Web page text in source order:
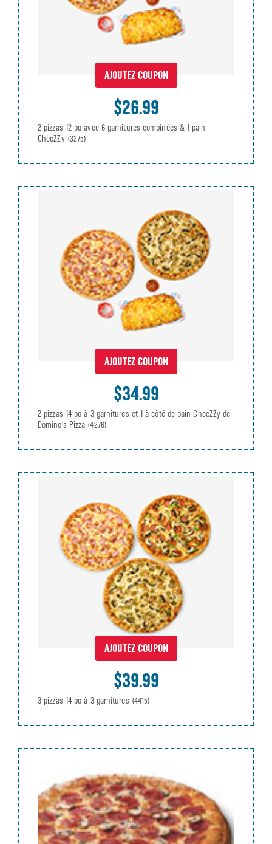
AJOUTEZ COUPON
$26.99
2 pizzas 12 po avec 6 garnitures combinées & 1 pain
CheeZZy (3275)
AJOUTEZ COUPON
$34.99
2 pizzas 14 po à 3 garnitures et 1 à-côté de pain CheeZZy de
Domino's Pizza (4276)
AJOUTEZ COUPON
$39.99
3 pizzas 14 po à 3 garnitures (4415)